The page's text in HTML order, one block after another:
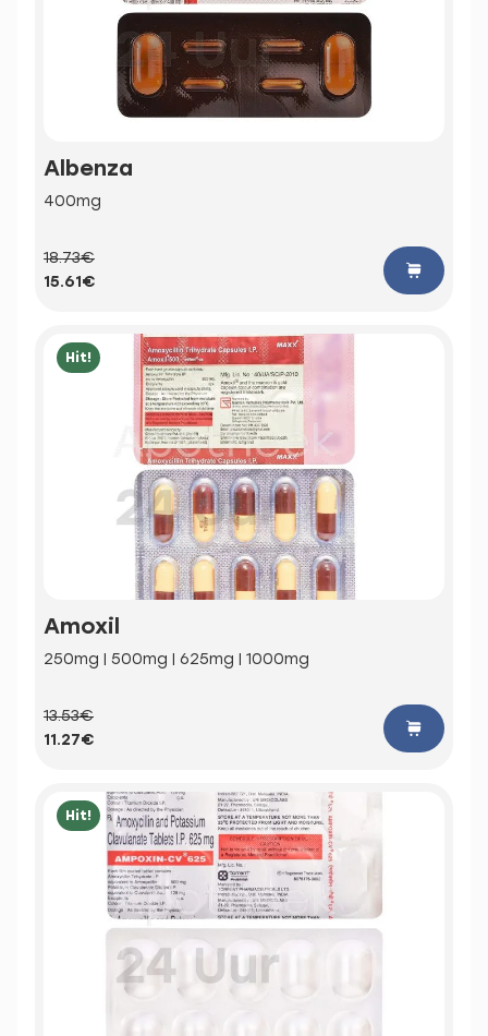
Albenza
400mg
18.73€
15.61€
Hit!
Amoxil
250mg | 500mg | 625mg | 1000mg
13.53€
11.27€
Hit!